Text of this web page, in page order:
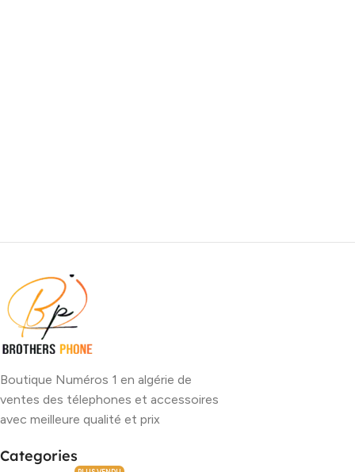
Boutique Numéros 1 en algérie de
ventes des télephones et accessoires
avec meilleure qualité et prix
Categories